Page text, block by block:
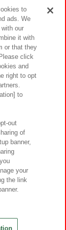
リシー
針と検証結果
お問い合わせ
to
ads. We
our
it with
or that they
click
and
right to opt
to
out
of
banner,
your
the link